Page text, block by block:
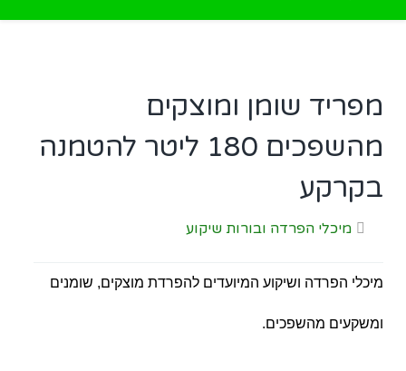
מפריד שומן ומוצקים
מהשפכים 180 ליטר להטמנה
בקרקע
מיכלי הפרדה ובורות שיקוע
מיכלי הפרדה ושיקוע המיועדים להפרדת מוצקים, שומנים
ומשקעים מהשפכים.